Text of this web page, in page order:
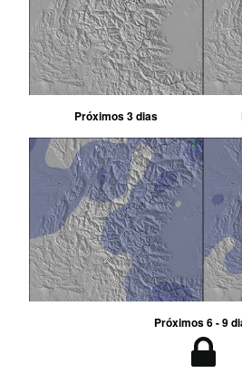
Próximos 3 dias
Próximos 6 - 9